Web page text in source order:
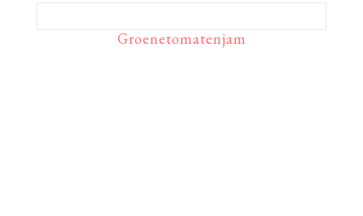
Groenetomatenjam